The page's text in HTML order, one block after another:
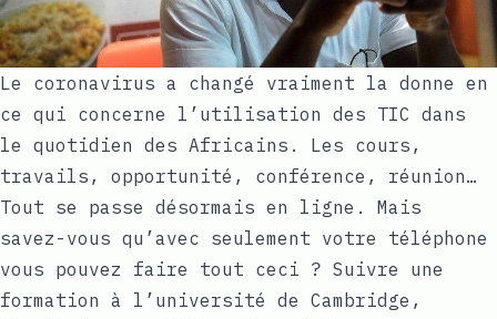
Le coronavirus a changé vraiment la donne en
ce qui concerne l’utilisation des TIC dans
le quotidien des Africains. Les cours,
travails, opportunité, conférence, réunion…
Tout se passe désormais en ligne. Mais
savez-vous qu’avec seulement votre téléphone
vous pouvez faire tout ceci ? Suivre une
formation à l’université de Cambridge,